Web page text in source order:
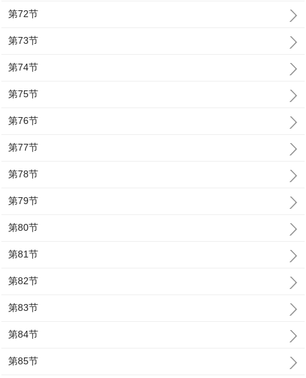
第72节
第73节
第74节
第75节
第76节
第77节
第78节
第79节
第80节
第81节
第82节
第83节
第84节
第85节